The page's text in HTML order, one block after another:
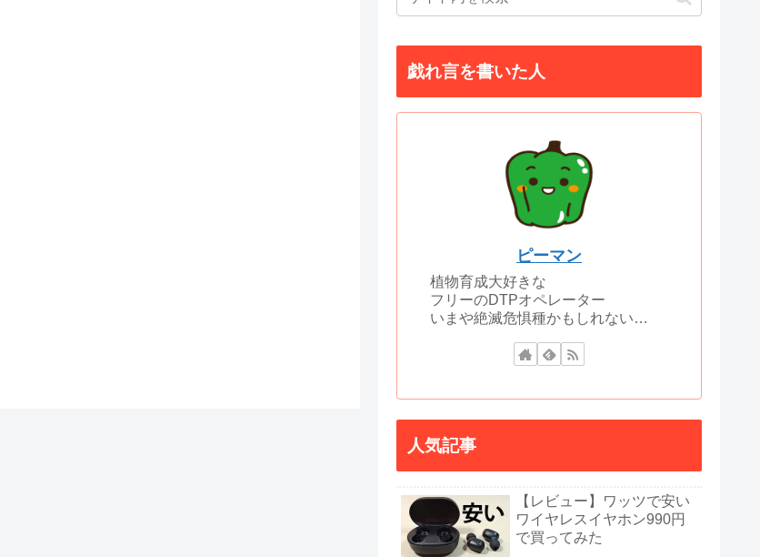
戯れ言を書いた人
ピーマン
植物育成大好きな
フリーのDTPオペレーター
いまや絶滅危惧種かもしれない…
人気記事
【レビュー】ワッツで安い
ワイヤレスイヤホン990円
で買ってみた